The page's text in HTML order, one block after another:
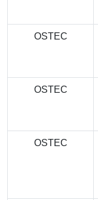
OSTEC
OSTEC
OSTEC